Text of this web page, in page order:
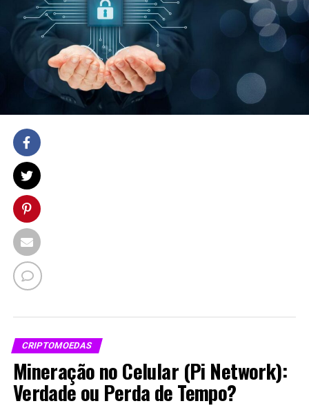
CRIPTOMOEDAS
Mineração no Celular (Pi Network):
Verdade ou Perda de Tempo?